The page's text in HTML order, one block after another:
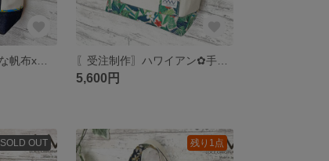
5,600円
SOLD OUT 残り1点